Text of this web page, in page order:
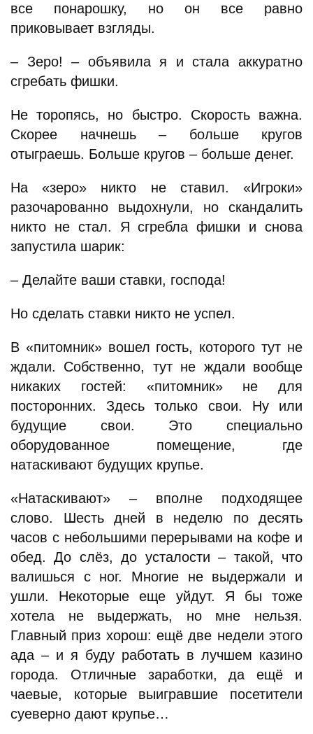
все понарошку, но он все равно
приковывает взгляды.
– Зеро! – объявила я и стала аккуратно
сгребать фишки.
Не торопясь, но быстро. Скорость важна.
Скорее начнешь – больше кругов
отыграешь. Больше кругов – больше денег.
На «зеро» никто не ставил. «Игроки»
разочарованно выдохнули, но скандалить
никто не стал. Я сгребла фишки и снова
запустила шарик:
– Делайте ваши ставки, господа!
Но сделать ставки никто не успел.
В «питомник» вошел гость, которого тут не
ждали. Собственно, тут не ждали вообще
никаких гостей: «питомник» не для
посторонних. Здесь только свои. Ну или
будущие свои. Это специально
оборудованное помещение, где
натаскивают будущих крупье.
«Натаскивают» – вполне подходящее
слово. Шесть дней в неделю по десять
часов с небольшими перерывами на кофе и
обед. До слёз, до усталости – такой, что
валишься с ног. Многие не выдержали и
ушли. Некоторые еще уйдут. Я бы тоже
хотела не выдержать, но мне нельзя.
Главный приз хорош: ещё две недели этого
ада – и я буду работать в лучшем казино
города. Отличные заработки, да ещё и
чаевые, которые выигравшие посетители
суеверно дают крупье…